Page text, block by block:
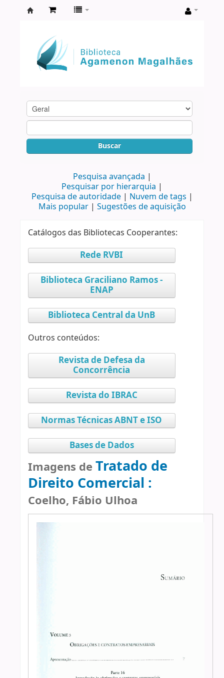
Agamenon
Magalhães
Buscar
Pesquisa avançada
Pesquisar por hierarquia
Pesquisa de autoridade
Nuvem de tags
Mais popular
Sugestões de aquisição
Catálogos das Bibliotecas Cooperantes:
Rede RVBI
Biblioteca Graciliano Ramos -
ENAP
Biblioteca Central da UnB
Outros conteúdos:
Revista de Defesa da
Concorrência
Revista do IBRAC
Normas Técnicas ABNT e ISO
Bases de Dados
Imagens de Tratado de
Direito Comercial :
Coelho, Fábio Ulhoa